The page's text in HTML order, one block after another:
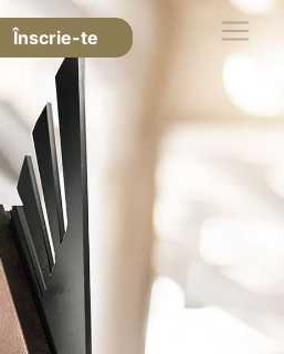
Înscrie-te